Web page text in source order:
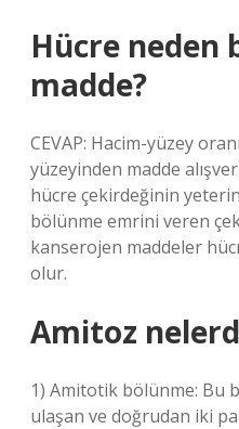
Hücre neden
madde?
CEVAP: Hacim-yüzey
yüzeyinden madde
hücre çekirdeğinin
bölünme emrini veren
kanserojen maddeler
olur.
Amitoz
1) Amitotik bölünme: Bu
ulaşan ve doğrudan iki